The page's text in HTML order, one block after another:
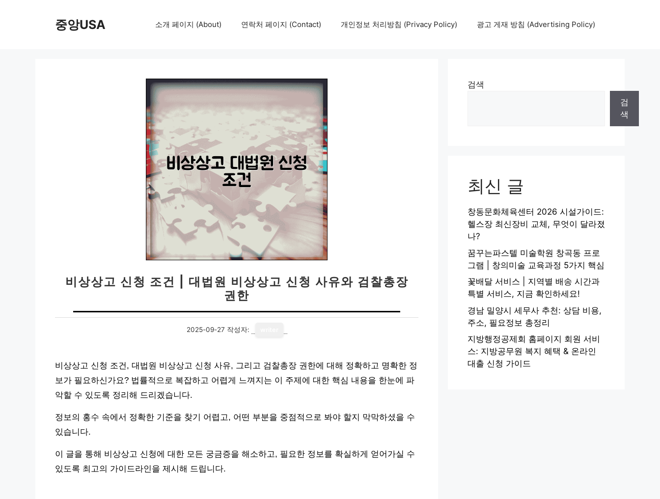
중앙USA 소개 페이지 (About) 연락처 페이지 (Contact) 개인정보 처리방침 (Privacy Policy) 광고 게재 방침 (Advertising Policy)
비상상고 신청 조건 | 대법원 비상상고 신청 사유와 검찰총장
권한
2025-09-27 작성자:
비상상고 신청 조건, 대법원 비상상고 신청 사유, 그리고 검찰총장 권한에 대해 정확하고 명확한 정
보가 필요하신가요? 법률적으로 복잡하고 어렵게 느껴지는 이 주제에 대한 핵심 내용을 한눈에 파
악할 수 있도록 정리해 드리겠습니다.
정보의 홍수 속에서 정확한 기준을 찾기 어렵고, 어떤 부분을 중점적으로 봐야 할지 막막하셨을 수
있습니다.
이 글을 통해 비상상고 신청에 대한 모든 궁금증을 해소하고, 필요한 정보를 확실하게 얻어가실 수
있도록 최고의 가이드라인을 제시해 드립니다.
검색
검
색
최신 글
창동문화체육센터 2026 시설가이드:
헬스장 최신장비 교체, 무엇이 달라졌
나?
꿈꾸는파스텔 미술학원 창곡동 프로
그램 | 창의미술 교육과정 5가지 핵심
꽃배달 서비스 | 지역별 배송 시간과
특별 서비스, 지금 확인하세요!
경남 밀양시 세무사 추천: 상담 비용,
주소, 필요정보 총정리
지방행정공제회 홈페이지 회원 서비
스: 지방공무원 복지 혜택 & 온라인
대출 신청 가이드